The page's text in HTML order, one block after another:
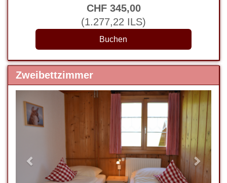
CHF 345,00
(1.277,22 ILS)
Zweibettzimmer
Previous
Next